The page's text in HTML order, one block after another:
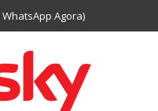
WhatsApp Agora)